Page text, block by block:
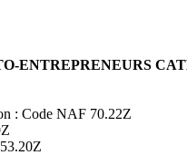
ENTREPRENEURS
: Code NAF 70.22Z